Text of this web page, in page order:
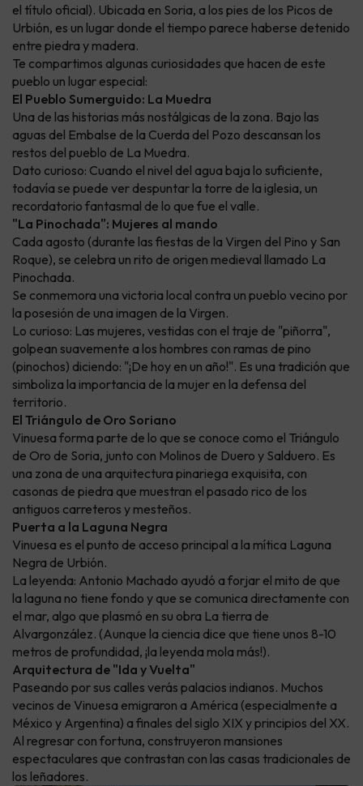
el título oficial). Ubicada en Soria, a los pies de los Picos de
Urbión, es un lugar donde el tiempo parece haberse detenido
entre piedra y madera.
Te compartimos algunas curiosidades que hacen de este
pueblo un lugar especial:
El Pueblo Sumerguido: La Muedra
Una de las historias más nostálgicas de la zona. Bajo las
aguas del Embalse de la Cuerda del Pozo descansan los
restos del pueblo de La Muedra.
Dato curioso: Cuando el nivel del agua baja lo suficiente,
todavía se puede ver despuntar la torre de la iglesia, un
recordatorio fantasmal de lo que fue el valle.
"La Pinochada": Mujeres al mando
Cada agosto (durante las fiestas de la Virgen del Pino y San
Roque), se celebra un rito de origen medieval llamado La
Pinochada.
Se conmemora una victoria local contra un pueblo vecino por
la posesión de una imagen de la Virgen.
Lo curioso: Las mujeres, vestidas con el traje de "piñorra",
golpean suavemente a los hombres con ramas de pino
(pinochos) diciendo: "¡De hoy en un año!". Es una tradición que
simboliza la importancia de la mujer en la defensa del
territorio.
El Triángulo de Oro Soriano
Vinuesa forma parte de lo que se conoce como el Triángulo
de Oro de Soria, junto con Molinos de Duero y Salduero. Es
una zona de una arquitectura pinariega exquisita, con
casonas de piedra que muestran el pasado rico de los
antiguos carreteros y mesteños.
Puerta a la Laguna Negra
Vinuesa es el punto de acceso principal a la mítica Laguna
Negra de Urbión.
La leyenda: Antonio Machado ayudó a forjar el mito de que
la laguna no tiene fondo y que se comunica directamente con
el mar, algo que plasmó en su obra La tierra de
Alvargonzález. (Aunque la ciencia dice que tiene unos 8-10
metros de profundidad, ¡la leyenda mola más!).
Arquitectura de "Ida y Vuelta"
Paseando por sus calles verás palacios indianos. Muchos
vecinos de Vinuesa emigraron a América (especialmente a
México y Argentina) a finales del siglo XIX y principios del XX.
Al regresar con fortuna, construyeron mansiones
espectaculares que contrastan con las casas tradicionales de
los leñadores.